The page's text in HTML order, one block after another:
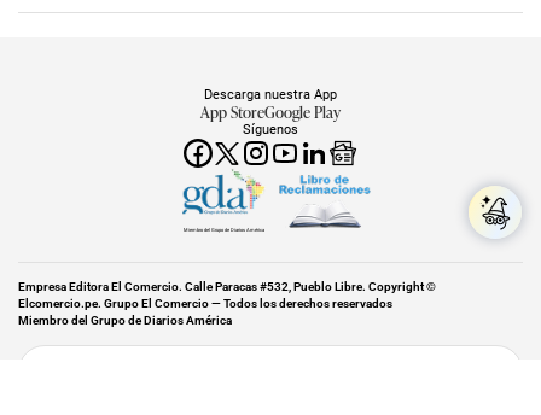
Síguenos
Descarga nuestra App
App StoreGoogle Play
Miembro del Grupo de Diarios América
Empresa Editora El Comercio. Calle Paracas #532, Pueblo Libre. Copyright ©
Elcomercio.pe. Grupo El Comercio — Todos los derechos reservados
Miembro del Grupo de Diarios América